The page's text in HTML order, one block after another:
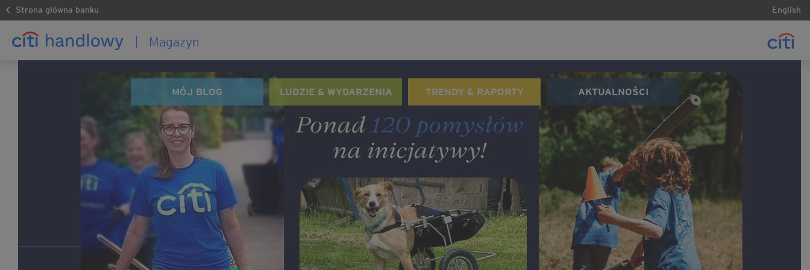
Strona główna banku English
Magazyn
MÓJ BLOG LUDZIE & WYDARZENIA TRENDY & RAPORTY AKTUALNOŚCI